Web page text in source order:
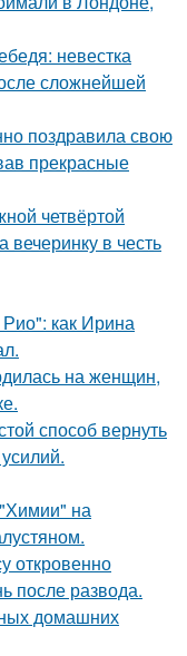
невестка
сложнейшей
поздравила свою
прекрасные
четвёртой
в честь
как Ирина
на женщин,
способ вернуть
на
откровенно
после развода.
домашних